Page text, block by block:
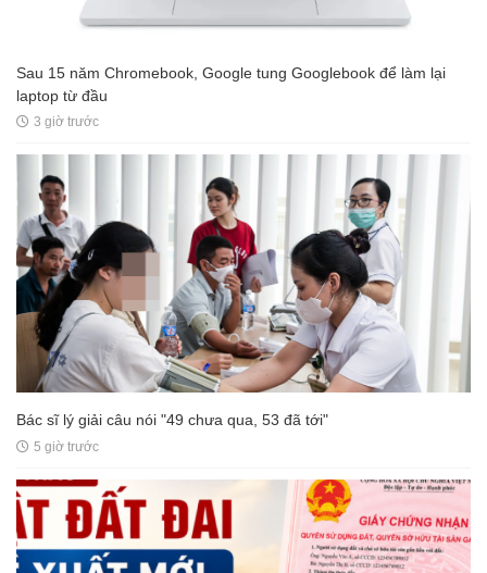
Sau 15 năm Chromebook, Google tung Googlebook để làm lại
laptop từ đầu
3 giờ trước
Bác sĩ lý giải câu nói "49 chưa qua, 53 đã tới"
5 giờ trước